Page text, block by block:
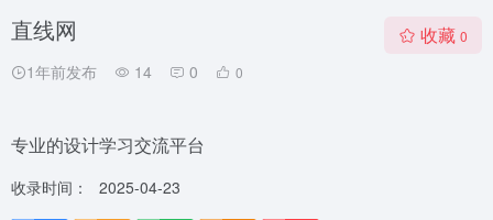
直线网
1年前发布 14 0 0
收藏 0
专业的设计学习交流平台
收录时间：
2025-04-23